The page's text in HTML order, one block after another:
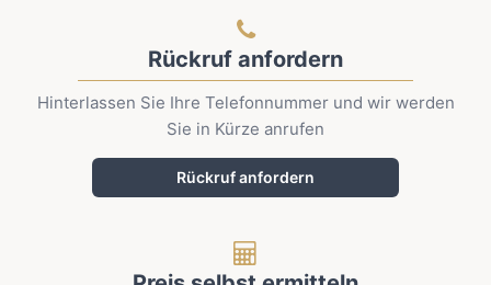
Rückruf anfordern
Hinterlassen Sie Ihre Telefonnummer und wir werden
Sie in Kürze anrufen
Rückruf anfordern